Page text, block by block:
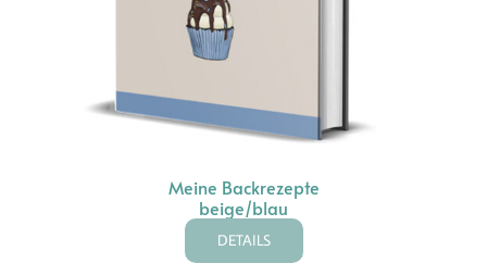
Meine Backrezepte
beige/blau
DETAILS